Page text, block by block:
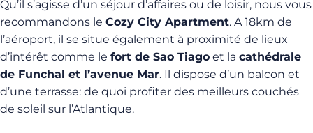
Qu’il s’agisse d’un séjour d’affaires ou de loisir, nous vous
recommandons le Cozy City Apartment. A 18km de
l’aéroport, il se situe également à proximité de lieux
d’intérêt comme le fort de Sao Tiago et la cathédrale
de Funchal et l’avenue Mar. Il dispose d’un balcon et
d’une terrasse: de quoi profiter des meilleurs couchés
de soleil sur l’Atlantique.